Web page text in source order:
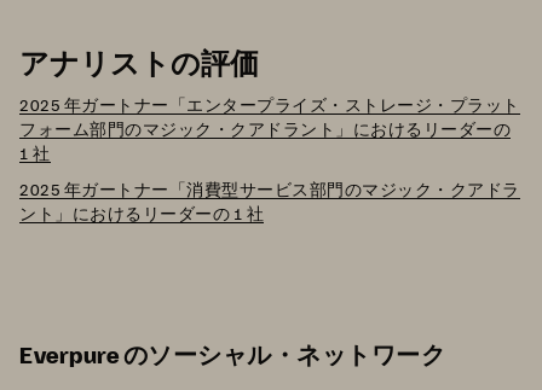
アナリストの評価
2025 年ガートナー「エンタープライズ・ストレージ・プラット
フォーム部門のマジック・クアドラント」におけるリーダーの
1 社
2025 年ガートナー「消費型サービス部門のマジック・クアドラ
ント」におけるリーダーの 1 社
Everpure のソーシャル・ネットワーク